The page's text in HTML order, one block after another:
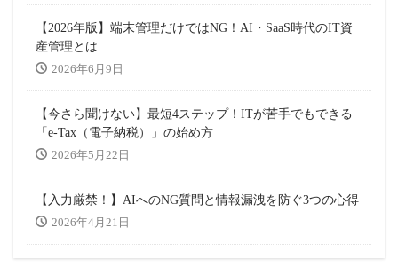
【2026年版】端末管理だけではNG！AI・SaaS時代のIT資
産管理とは
2026年6月9日
【今さら聞けない】最短4ステップ！ITが苦手でもできる
「e-Tax（電子納税）」の始め方
2026年5月22日
【入力厳禁！】AIへのNG質問と情報漏洩を防ぐ3つの心得
2026年4月21日